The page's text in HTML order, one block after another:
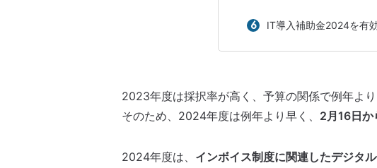
IT導入補助金2024を有
2023年度は採択率が高く、予算の関係で例年よ
そのため、2024年度は例年より早く、 2月16日か
2024年度は、 インボイス制度に関連したデジタ